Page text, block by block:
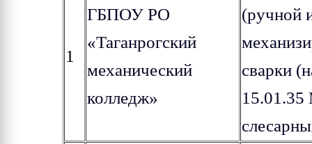
1
ГБПОУ РО
«Таганрогский
механический
колледж»
(ручной
сварки
15.01.35